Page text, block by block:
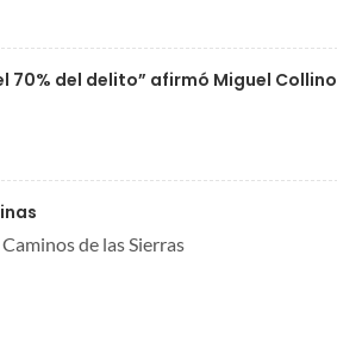
70% del delito” afirmó Miguel Collino
de las Sierras